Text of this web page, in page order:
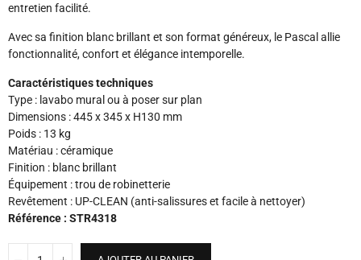
entretien facilité.
Avec sa finition blanc brillant et son format généreux, le Pascal allie
fonctionnalité, confort et élégance intemporelle.
Caractéristiques techniques
Type : lavabo mural ou à poser sur plan
Dimensions : 445 x 345 x H130 mm
Poids : 13 kg
Matériau : céramique
Finition : blanc brillant
Équipement : trou de robinetterie
Revêtement : UP-CLEAN (anti-salissures et facile à nettoyer)
Référence : STR4318